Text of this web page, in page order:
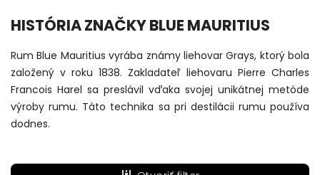
HISTÓRIA ZNAČKY BLUE MAURITIUS
Rum Blue Mauritius vyrába známy liehovar Grays, ktorý bola
založený v roku 1838. Zakladateľ liehovaru Pierre Charles
Francois Harel sa preslávil vďaka svojej unikátnej metóde
výroby rumu. Táto technika sa pri destilácii rumu používa
dodnes.